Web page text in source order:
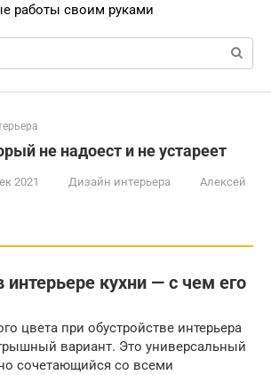
работы своим руками
не надоест и не устареет
2021 Дизайн интерьера
Алексей
кухни — с чем его
цвета при обустройстве интерьера
вариант. Это универсальный
сочетающийся со всеми